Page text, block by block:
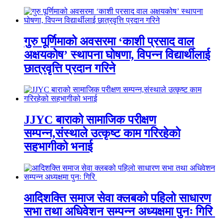
गुरु पूर्णिमाको अवसरमा ‘काशी प्रसाद वाल
अक्षयकोष’ स्थापना घोषणा, विपन्न विद्यार्थीलाई
छात्रवृत्ति प्रदान गरिने
JJYC बाराको सामाजिक परीक्षण
सम्पन्न,संस्थाले उत्कृष्ट काम गरिरहेको
सहभागीको भनाई
आदिशक्ति समाज सेवा क्लबको पहिलो साधारण
सभा तथा अधिवेशन सम्पन्न अध्यक्षमा पुनः गिरि